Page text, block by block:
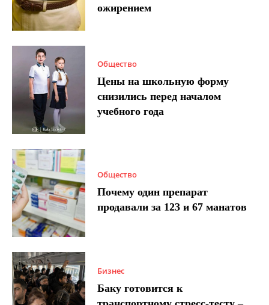
ожирением
Общество
Цены на школьную форму
снизились перед началом
учебного года
Общество
Почему один препарат
продавали за 123 и 67 манатов
Бизнес
Баку готовится к